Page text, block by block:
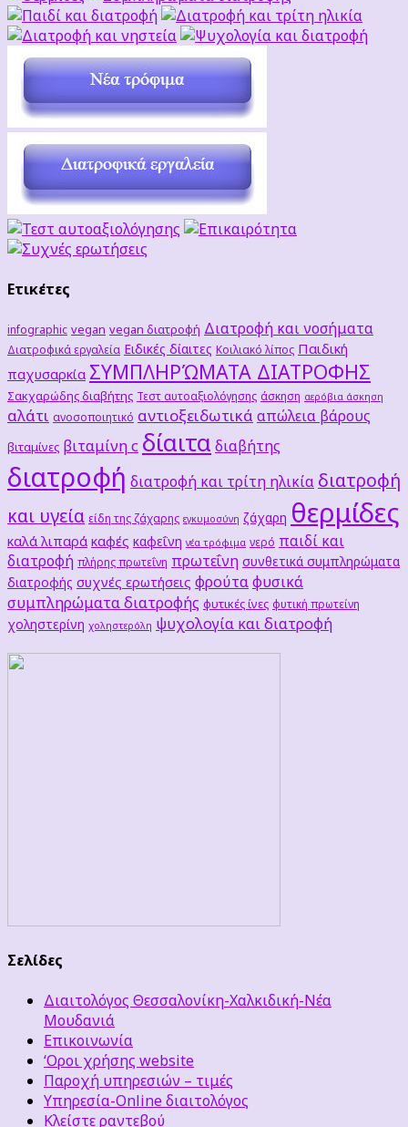
Ετικέτες
infographic vegan vegan διατροφή Διατροφή και νοσήματα
Διατροφικά εργαλεία Ειδικές δίαιτες Κοιλιακό λίπος Παιδική
παχυσαρκία ΣΥΜΠΛΗΡΏΜΑΤΑ ΔΙΑΤΡΟΦΗΣ
Σακχαρώδης διαβήτης Τεστ αυτοαξιολόγησης άσκηση αερόβια άσκηση
αλάτι ανοσοποιητικό αντιοξειδωτικά απώλεια βάρους
βιταμίνες βιταμίνη c δίαιτα διαβήτης
διατροφή διατροφή και τρίτη ηλικία διατροφή
και υγεία είδη της ζάχαρης εγκυμοσύνη ζάχαρη θερμίδες
καλά λιπαρά καφές καφεΐνη νέα τρόφιμα νερό παιδί και
διατροφή πλήρης πρωτεΐνη πρωτεΐνη συνθετικά συμπληρώματα
διατροφής συχνές ερωτήσεις φρούταφυσικά
συμπληρώματα διατροφής φυτικές ίνες φυτική πρωτείνη
χοληστερίνη χοληστερόλη ψυχολογία και διατροφή
Σελίδες
Διαιτολόγος Θεσσαλονίκη-Χαλκιδική-Νέα
Μουδανιά
Επικοινωνία
‘Οροι χρήσης website
Παροχή υπηρεσιών – τιμές
Υπηρεσία-Online διαιτολόγος
Κλείστε ραντεβού